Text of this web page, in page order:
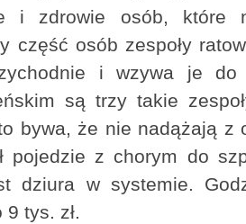
i zdrowie osób, które
część osób zespoły
i wzywa je do
są trzy takie
bywa, że nie nadążają z
pojedzie z chorym do
dziura w systemie.
9 tys. zł.